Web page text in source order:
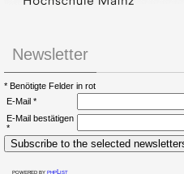
Newsletter